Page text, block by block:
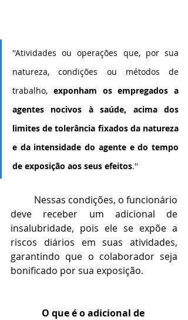
''Atividades ou operações que, por sua
natureza, condições ou métodos de
trabalho, exponham os empregados a
agentes nocivos à saúde, acima dos
limites de tolerância fixados da natureza
e da intensidade do agente e do tempo
de exposição aos seus efeitos.''
deve receber um adicional de
insalubridade, pois ele se expõe a
riscos diários em suas atividades,
garantindo que o colaborador seja
bonificado por sua exposição.
O que é o adicional de